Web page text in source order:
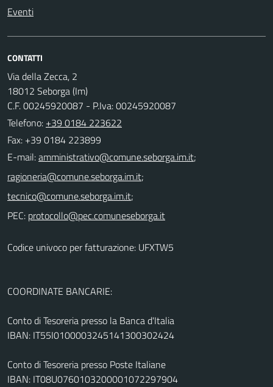
Eventi
CONTATTI
Via della Zecca, 2
18012 Seborga (Im)
C.F. 00245920087 - P.Iva: 00245920087
Telefono: +39 0184 223622
Fax: +39 0184 223899
E-mail:
;
;
;
PEC:
Codice univoco per fatturazione: UFXTW5
COORDINATE BANCARIE:
Conto di Tesoreria presso la Banca d'Italia
IBAN: IT55I0100003245141300302424
Conto di Tesoreria presso Poste Italiane
IBAN: IT08U0760103200001072297904